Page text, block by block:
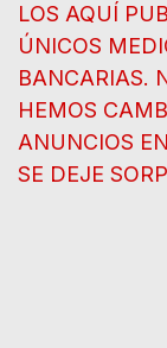
LOS AQUÍ
ÚNICOS
BANCARIAS.
HEMOS
ANUNCIOS
SE DEJE